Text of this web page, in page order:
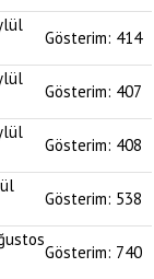
Gösterim: 414
Gösterim: 407
Gösterim: 408
Gösterim: 538
Gösterim: 740